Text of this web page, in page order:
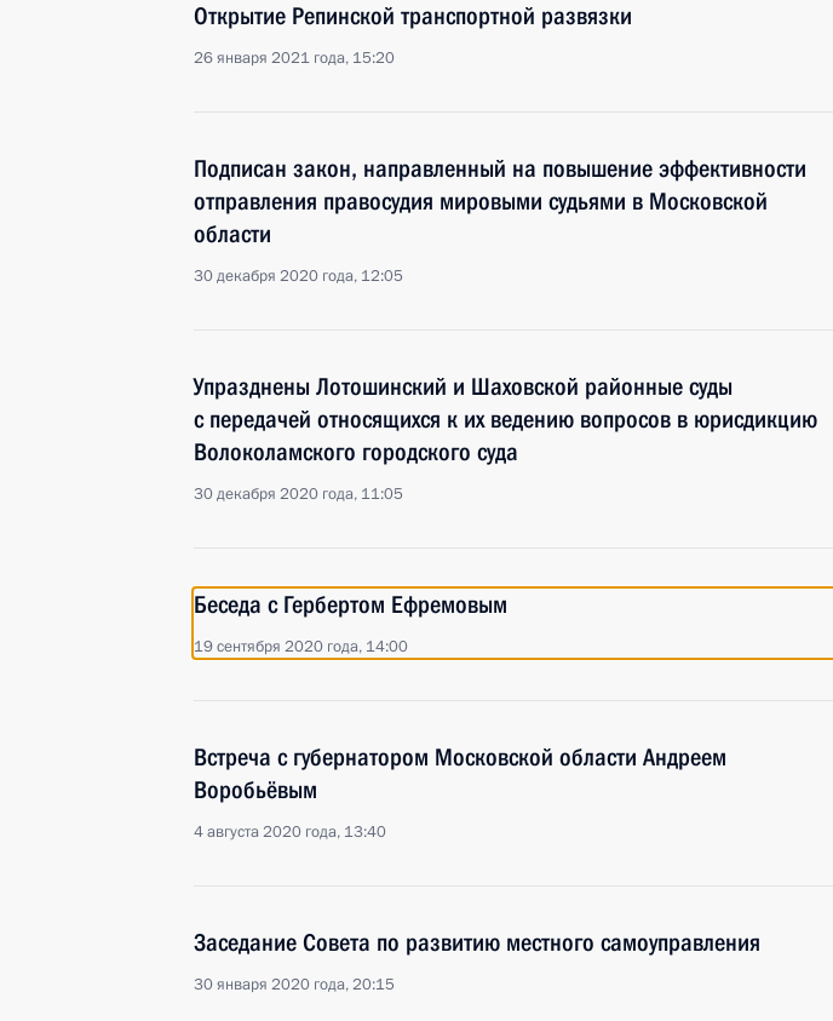
Открытие Репинской транспортной развязки
26 января 2021 года, 15:20
Подписан закон, направленный на повышение эффективности
отправления правосудия мировыми судьями в Московской
области
30 декабря 2020 года, 12:05
Упразднены Лотошинский и Шаховской районные суды
с передачей относящихся к их ведению вопросов в юрисдикцию
Волоколамского городского суда
30 декабря 2020 года, 11:05
Беседа с Гербертом Ефремовым
19 сентября 2020 года, 14:00
Встреча с губернатором Московской области Андреем
Воробьёвым
4 августа 2020 года, 13:40
Заседание Совета по развитию местного самоуправления
30 января 2020 года, 20:15